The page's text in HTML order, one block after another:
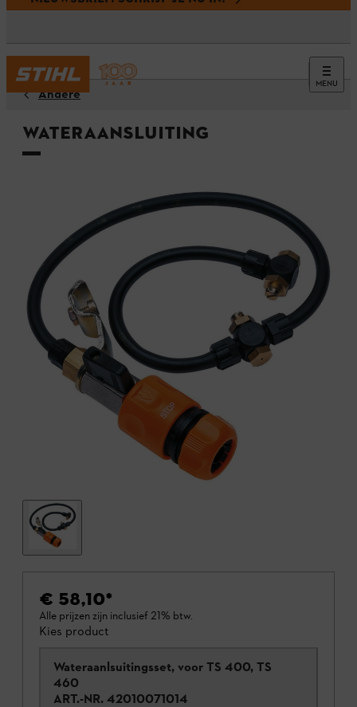
MENU
Andere
Wateraansluiting
€ 58,10*
Alle prijzen zijn inclusief 21% btw.
Kies product
Wateraanlsuitingsset, voor TS 400, TS
460
ART.-NR. 42010071014